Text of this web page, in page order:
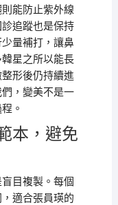
能防止紫外線
追蹤也是保持
量補打，讓鼻
星之所以能長
形後仍持續進
，變美不是一
。
本，避免
目複製。每個
適合張員瑛的